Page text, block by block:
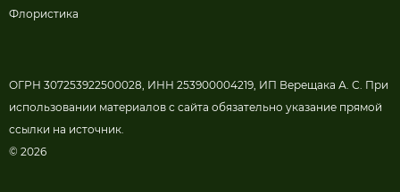
Флористика
ОГРН 307253922500028, ИНН 253900004219, ИП Верещака А. С. При
использовании материалов с сайта обязательно указание прямой
ссылки на источник.
© 2026